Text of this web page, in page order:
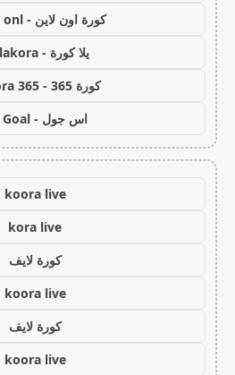
كورة اون لاين - koora onl
يلا كورة - yallakora
كورة 365 - kooora 365
اس جول - AS Goal
koora live
kora live
كورة لايف
koora live
كورة لايف
koora live